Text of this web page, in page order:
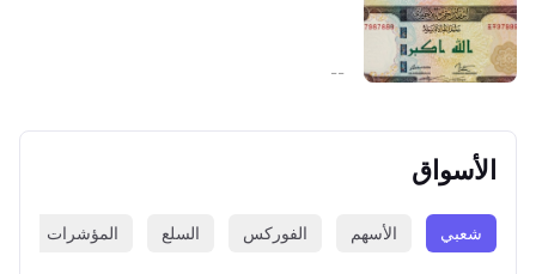
--
الأسواق
شعبي الأسهم الفوركس السلع المؤشرات